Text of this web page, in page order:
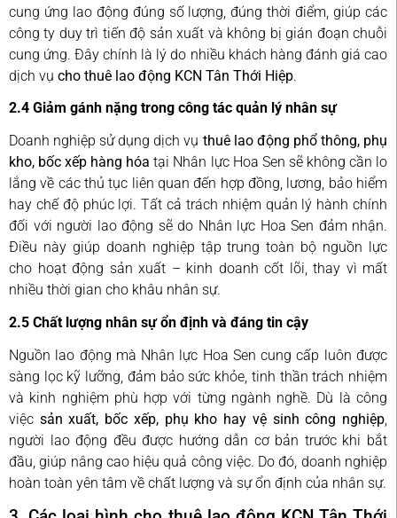
cung ứng lao động đúng số lượng, đúng thời điểm, giúp các
công ty duy trì tiến độ sản xuất và không bị gián đoạn chuỗi
cung ứng. Đây chính là lý do nhiều khách hàng đánh giá cao
dịch vụ cho thuê lao động KCN Tân Thới Hiệp.
2.4 Giảm gánh nặng trong công tác quản lý nhân sự
Doanh nghiệp sử dụng dịch vụ thuê lao động phổ thông, phụ
kho, bốc xếp hàng hóa tại Nhân lực Hoa Sen sẽ không cần lo
lắng về các thủ tục liên quan đến hợp đồng, lương, bảo hiểm
hay chế độ phúc lợi. Tất cả trách nhiệm quản lý hành chính
đối với người lao động sẽ do Nhân lực Hoa Sen đảm nhận.
Điều này giúp doanh nghiệp tập trung toàn bộ nguồn lực
cho hoạt động sản xuất – kinh doanh cốt lõi, thay vì mất
nhiều thời gian cho khâu nhân sự.
2.5 Chất lượng nhân sự ổn định và đáng tin cậy
Nguồn lao động mà Nhân lực Hoa Sen cung cấp luôn được
sàng lọc kỹ lưỡng, đảm bảo sức khỏe, tinh thần trách nhiệm
và kinh nghiệm phù hợp với từng ngành nghề. Dù là công
việc sản xuất, bốc xếp, phụ kho hay vệ sinh công nghiệp
người lao động đều được hướng dẫn cơ bản trước khi bắt
đầu, giúp nâng cao hiệu quả công việc. Do đó, doanh nghiệp
hoàn toàn yên tâm về chất lượng và sự ổn định của nhân sự.